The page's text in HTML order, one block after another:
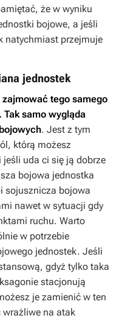
że w wyniku
bojowe, a jeśli
natychmiast przejmuje
jednostek
tego samego
samo wygląda
. Jest z tym
którą możesz
jeśli uda ci się ją dobrze
bojowa jednostka
sojusznicza bojowa
nawet w sytuacji gdy
ruchu. Warto
w potrzebie
jednostek. Jeśli
gdyż tylko taka
stacjonują
je zamienić w ten
wrażliwe na atak